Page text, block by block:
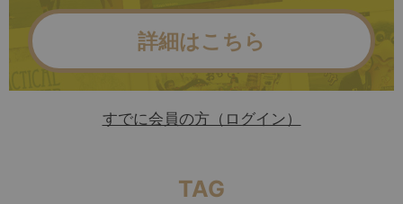
詳細はこちら
すでに会員の方（ログイン）
TAG